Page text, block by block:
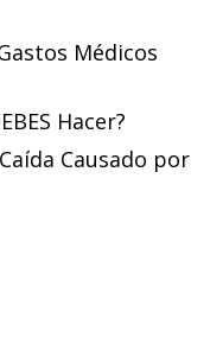
Médicos
Hacer?
Causado por